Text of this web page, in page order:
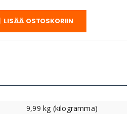
LISÄÄ OSTOSKORIIN
9,99 kg (kilogramma)